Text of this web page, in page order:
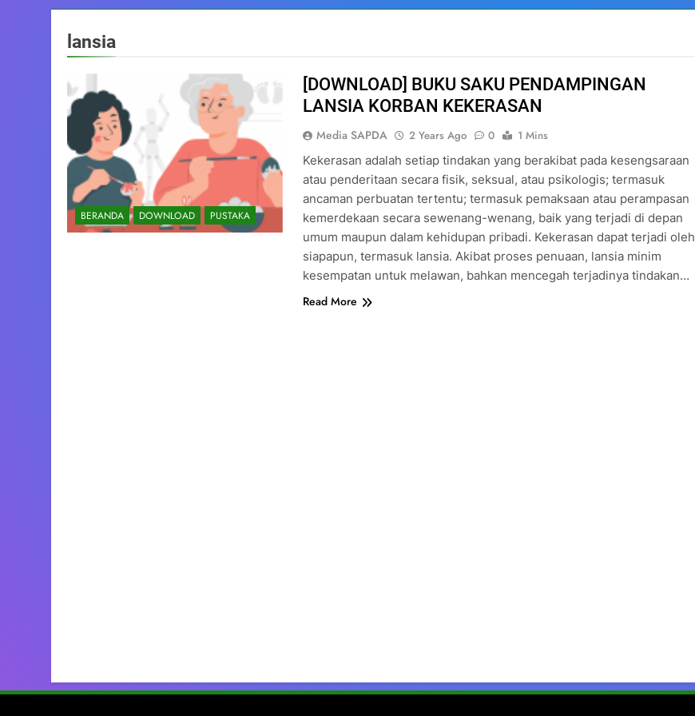
lansia
BERANDA DOWNLOAD PUSTAKA
[DOWNLOAD] BUKU SAKU PENDAMPINGAN
LANSIA KORBAN KEKERASAN
Media SAPDA 2 Years Ago 0
1 Mins
Kekerasan adalah setiap tindakan yang berakibat pada kesengsaraan
atau penderitaan secara fisik, seksual, atau psikologis; termasuk
ancaman perbuatan tertentu; termasuk pemaksaan atau perampasan
kemerdekaan secara sewenang-wenang, baik yang terjadi di depan
umum maupun dalam kehidupan pribadi. Kekerasan dapat terjadi oleh
siapapun, termasuk lansia. Akibat proses penuaan, lansia minim
kesempatan untuk melawan, bahkan mencegah terjadinya tindakan…
Read More